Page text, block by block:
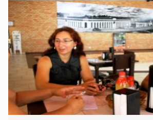
que trabalharam no carnaval